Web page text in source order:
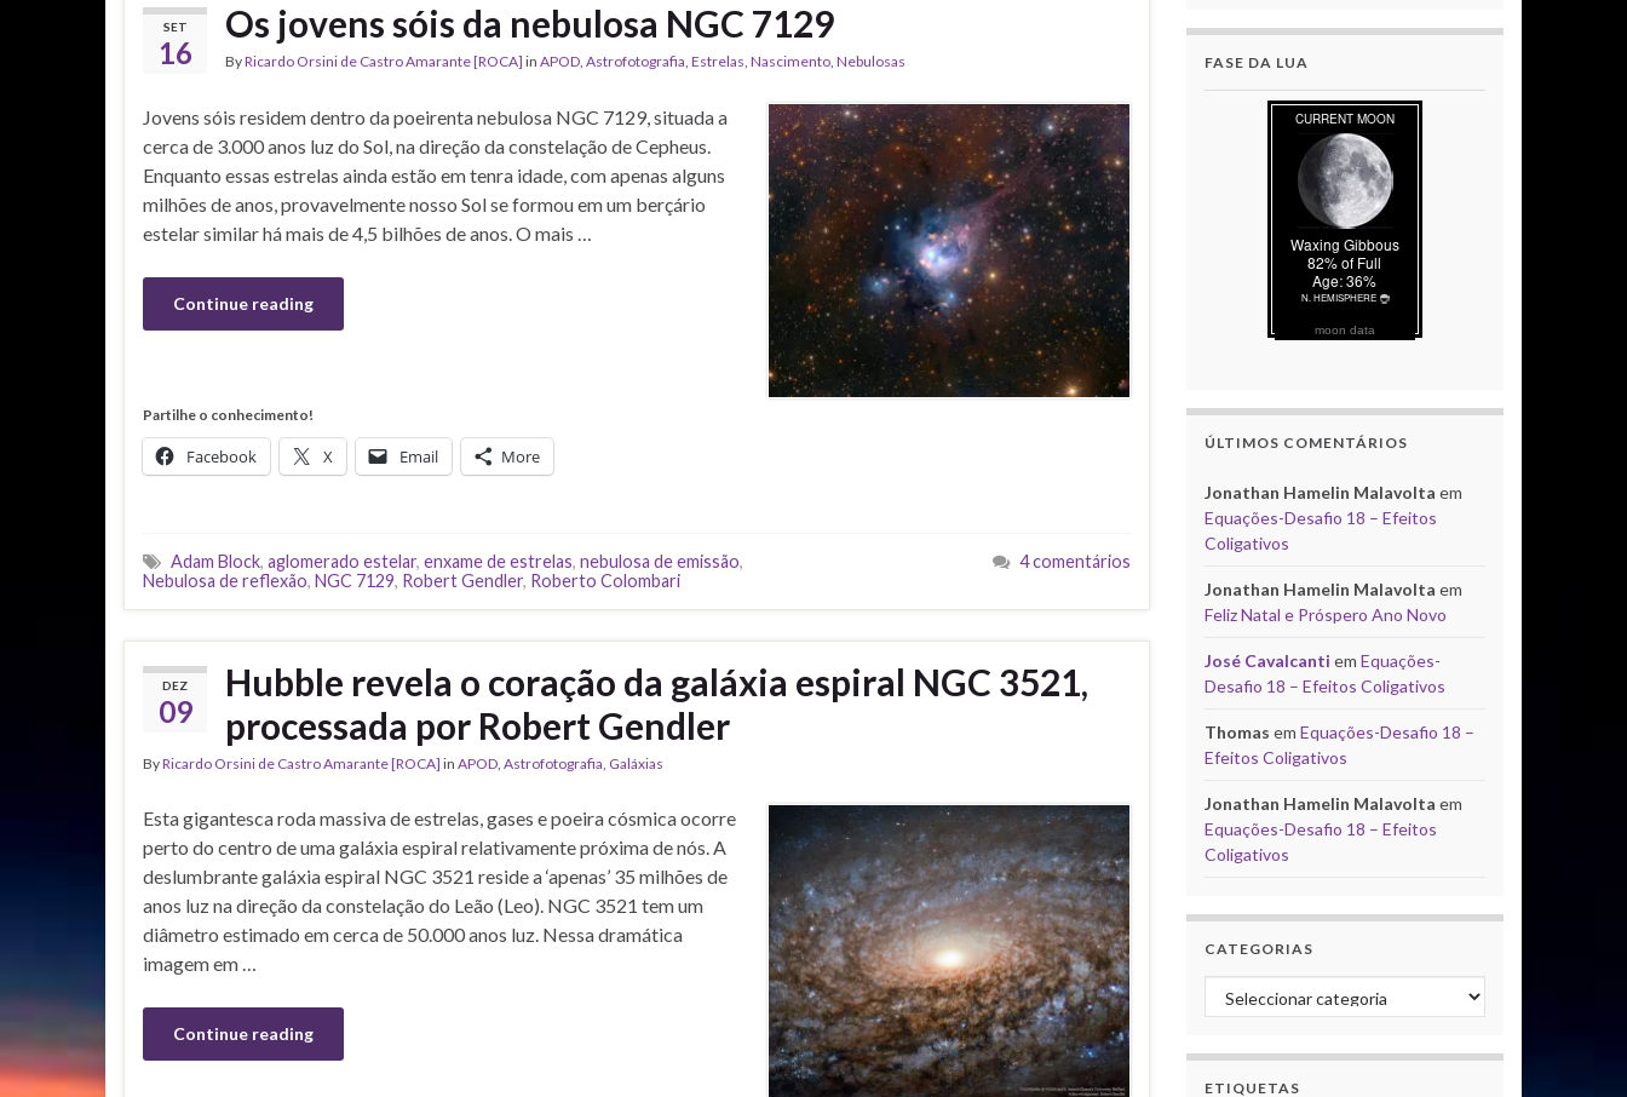
SET
16
Os jovens sóis da nebulosa NGC 7129
ByRicardo Orsini de Castro Amarante [ROCA] in APOD, Astrofotografia, Estrelas, Nascimento, Nebulosas
Jovens sóis residem dentro da poeirenta nebulosa NGC 7129, situada a
cerca de 3.000 anos luz do Sol, na direção da constelação de Cepheus.
Enquanto essas estrelas ainda estão em tenra idade, com apenas alguns
milhões de anos, provavelmente nosso Sol se formou em um berçário
estelar similar há mais de 4,5 bilhões de anos. O mais …
Continue reading
Partilhe o conhecimento!
Facebook X Email More
Adam Block, aglomerado estelar, enxame de estrelas, nebulosa de emissão,
Nebulosa de reflexão, NGC 7129, Robert Gendler, Roberto Colombari
4 comentários
DEZ
09
Hubble revela o coração da galáxia espiral NGC 3521,
processada por Robert Gendler
ByRicardo Orsini de Castro Amarante [ROCA] in APOD, Astrofotografia, Galáxias
Esta gigantesca roda massiva de estrelas, gases e poeira cósmica ocorre
perto do centro de uma galáxia espiral relativamente próxima de nós. A
deslumbrante galáxia espiral NGC 3521 reside a ‘apenas’ 35 milhões de
anos luz na direção da constelação do Leão (Leo). NGC 3521 tem um
diâmetro estimado em cerca de 50.000 anos luz. Nessa dramática
imagem em …
Continue reading
FASE DA LUA
moon data
ÚLTIMOS COMENTÁRIOS
Jonathan Hamelin Malavolta em
Equações-Desafio 18 – Efeitos
Coligativos
Jonathan Hamelin Malavolta em
Feliz Natal e Próspero Ano Novo
José Cavalcanti em Equações-
Desafio 18 – Efeitos Coligativos
Thomas em Equações-Desafio 18 –
Efeitos Coligativos
Jonathan Hamelin Malavolta em
Equações-Desafio 18 – Efeitos
Coligativos
CATEGORIAS
Categorias
ETIQUETAS